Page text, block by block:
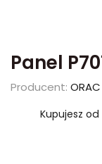
Panel
Producent:
Kupujesz